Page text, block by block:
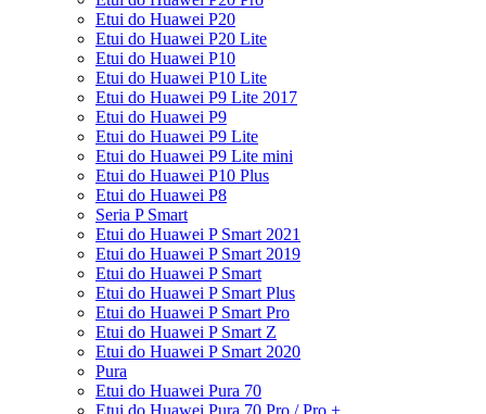
Etui do Huawei P20
Etui do Huawei P20 Lite
Etui do Huawei P10
Etui do Huawei P10 Lite
Etui do Huawei P9 Lite 2017
Etui do Huawei P9
Etui do Huawei P9 Lite
Etui do Huawei P9 Lite mini
Etui do Huawei P10 Plus
Etui do Huawei P8
Seria P Smart
Etui do Huawei P Smart 2021
Etui do Huawei P Smart 2019
Etui do Huawei P Smart
Etui do Huawei P Smart Plus
Etui do Huawei P Smart Pro
Etui do Huawei P Smart Z
Etui do Huawei P Smart 2020
Pura
Etui do Huawei Pura 70
Etui do Huawei Pura 70 Pro / Pro +